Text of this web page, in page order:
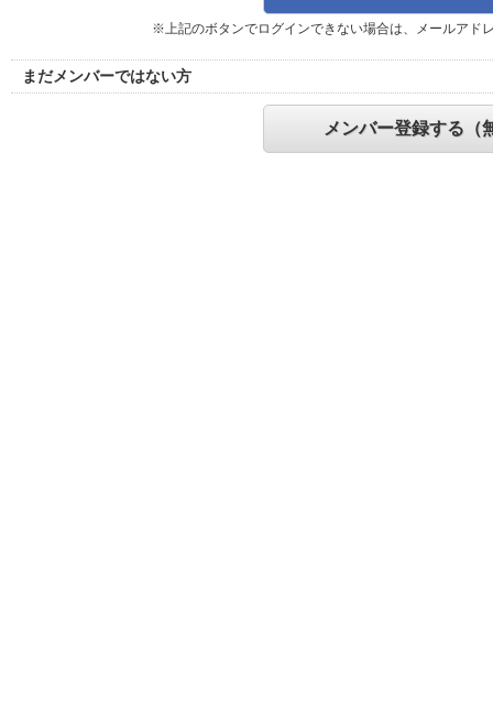
※上記のボタンでログインできない場合は、メールアド
まだメンバーではない方
メンバー登録する（